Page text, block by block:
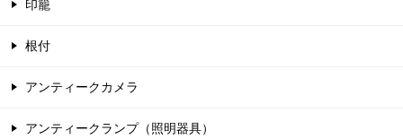
印籠
根付
アンティークカメラ
アンティークランプ（照明器具）